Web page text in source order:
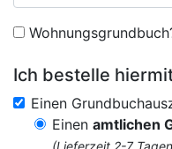
Ich bestelle
Einen
Einen amtlichen
(Lieferzeit 2-7